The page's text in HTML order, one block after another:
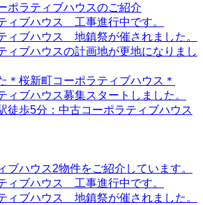
ポラティブハウスのご紹介
ィブハウス 工事進行中です。
ィブハウス 地鎮祭が催されました。
ィブハウスの計画地が更地になりまし
＊桜新町コーポラティブハウス＊
ィブハウス募集スタートしました。
徒歩5分：中古コーポラティブハウス
ブハウス2物件をご紹介しています。
ィブハウス 工事進行中です。
ィブハウス 地鎮祭が催されました。